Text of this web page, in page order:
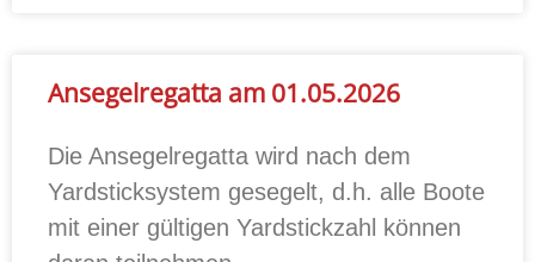
Ansegelregatta am 01.05.2026
Die Ansegelregatta wird nach dem
Yardsticksystem gesegelt, d.h. alle Boote
mit einer gültigen Yardstickzahl können